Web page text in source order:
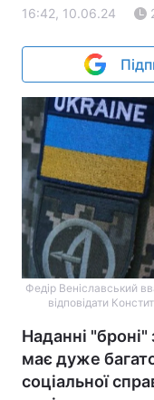
16:42, 10.06.24
Федір Веніславський
відповідати
Наданні
має дуже
соціальної